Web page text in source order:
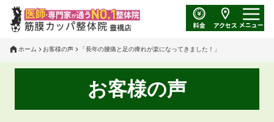
ホーム お客様の声 「長年の腰痛と足の痺れが楽になってきました！」
お客様の声